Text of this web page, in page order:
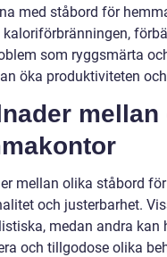
med ståbord för
kaloriförbränningen,
som ryggsmärta
öka produktiviteten
mellan olika ståbord
och justerbarhet.
medan andra kan
och tillgodose olika